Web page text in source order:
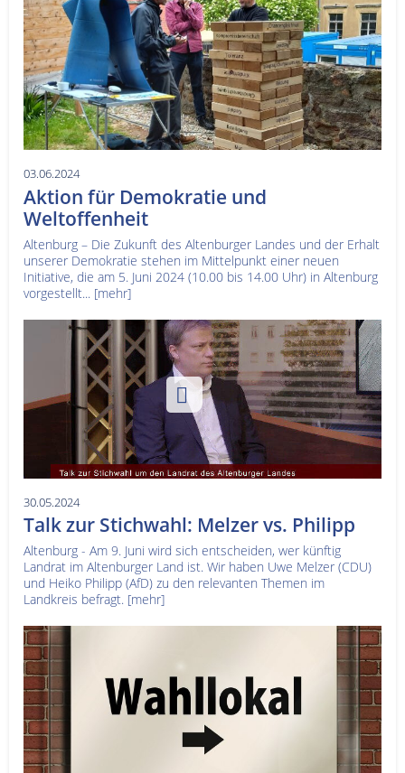
03.06.2024
Aktion für Demokratie und
Weltoffenheit
Altenburg – Die Zukunft des Altenburger Landes und der Erhalt
unserer Demokratie stehen im Mittelpunkt einer neuen
Initiative, die am 5. Juni 2024 (10.00 bis 14.00 Uhr) in Altenburg
vorgestellt... [mehr]
30.05.2024
Talk zur Stichwahl: Melzer vs. Philipp
Altenburg - Am 9. Juni wird sich entscheiden, wer künftig
Landrat im Altenburger Land ist. Wir haben Uwe Melzer (CDU)
und Heiko Philipp (AfD) zu den relevanten Themen im
Landkreis befragt. [mehr]